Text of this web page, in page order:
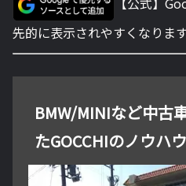
先的に表示されやすくなりま
BMW/MINIなど中古
たGOCCHIのノウハ